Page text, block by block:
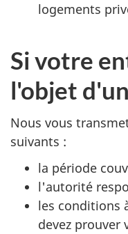
logements
Si votre
l'objet
Nous vous
suivants :
la période
l'autorité
les conditions
devez prouver